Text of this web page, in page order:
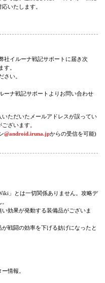
い合わせいただいた内容に関する返
対応いたします。
弊社イルーナ戦記サポートに届き次
ださい。
ルーナ戦記サポートよりお問い合わ
入いただいたメールアドレスが誤っ
がございます。
ん。